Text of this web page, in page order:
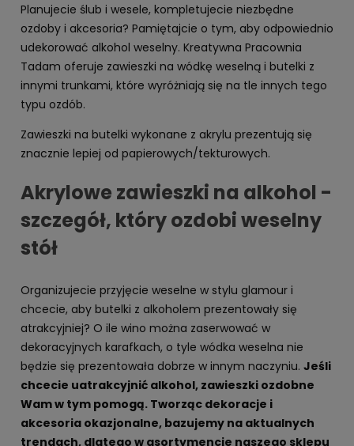
Planujecie ślub i wesele, kompletujecie niezbędne
ozdoby i akcesoria? Pamiętajcie o tym, aby odpowiednio
udekorować alkohol weselny. Kreatywna Pracownia
Tadam oferuje zawieszki na wódkę weselną i butelki z
innymi trunkami, które wyróżniają się na tle innych tego
typu ozdób.
Zawieszki na butelki wykonane z akrylu prezentują się
znacznie lepiej od papierowych/tekturowych.
Akrylowe zawieszki na alkohol -
szczegół, który ozdobi weselny
stół
Organizujecie przyjęcie weselne w stylu glamour i
chcecie, aby butelki z alkoholem prezentowały się
atrakcyjniej? O ile wino można zaserwować w
dekoracyjnych karafkach, o tyle wódka weselna nie
będzie się prezentowała dobrze w innym naczyniu. Jeśli
chcecie uatrakcyjnić alkohol, zawieszki ozdobne
Wam w tym pomogą. Tworząc dekoracje i
akcesoria okazjonalne, bazujemy na aktualnych
trendach, dlatego w asortymencie naszego sklepu